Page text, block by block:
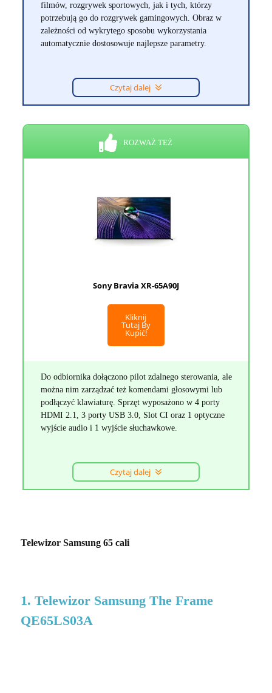
filmów, rozgrywek sportowych, jak i tych, którzy
potrzebują go do rozgrywek gamingowych. Obraz w
zależności od wykrytego sposobu wykorzystania
automatycznie dostosowuje najlepsze parametry.
Czytaj dalej
ROZWAŻ TEŻ
Sony Bravia XR-65A90J
Kliknij
Tutaj By
Kupić!
Do odbiornika dołączono pilot zdalnego sterowania, ale
można nim zarządzać też komendami głosowymi lub
podłączyć klawiaturę. Sprzęt wyposażono w 4 porty
HDMI 2.1, 3 porty USB 3.0, Slot CI oraz 1 optyczne
wyjście audio i 1 wyjście słuchawkowe.
Czytaj dalej
Telewizor Samsung 65 cali
1. Telewizor Samsung The Frame
QE65LS03A